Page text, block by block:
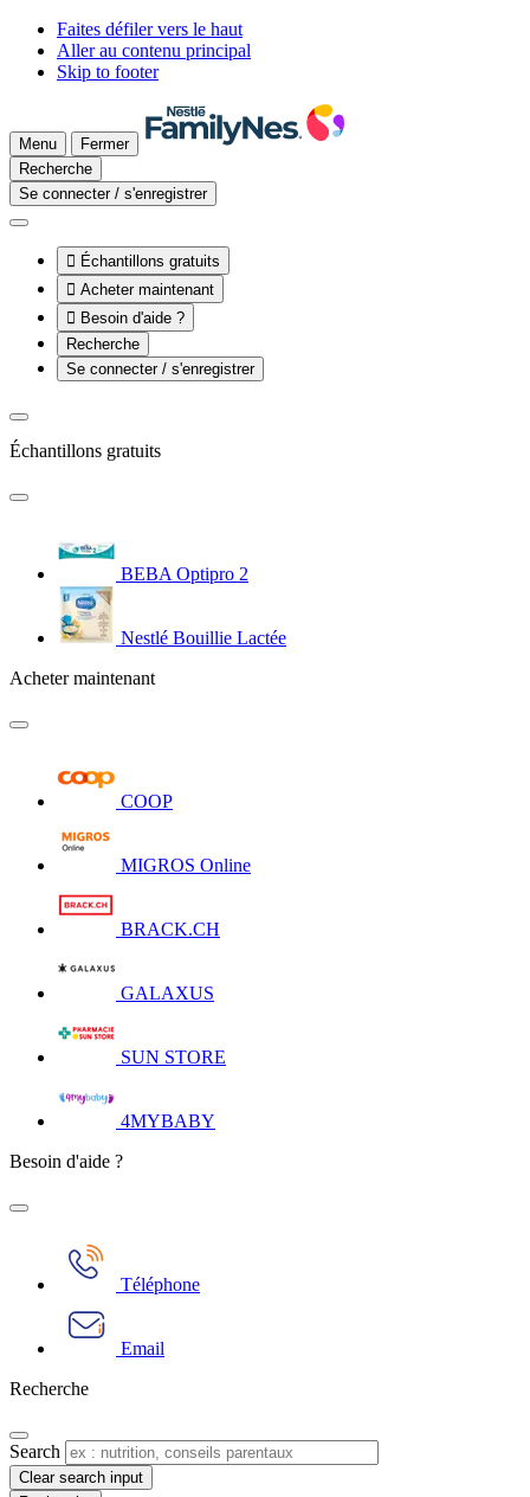
Faites défiler vers le haut
Aller au contenu principal
Skip to footer
Menu
Fermer
Recherche
Se connecter / s'enregistrer
 Échantillons gratuits
 Acheter maintenant
 Besoin d'aide ?
Recherche
Se connecter / s'enregistrer
Échantillons gratuits
BEBA Optipro 2
Nestlé Bouillie Lactée
Acheter maintenant
COOP
MIGROS Online
BRACK.CH
GALAXUS
SUN STORE
4MYBABY
Besoin d'aide ?
Téléphone
Email
Recherche
Search
Clear search input